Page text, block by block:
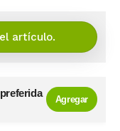
artículo.
Agregar